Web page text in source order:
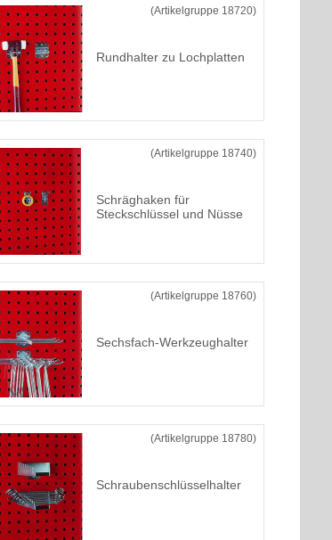
(Artikelgruppe 18720)
Rundhalter zu Lochplatten
(Artikelgruppe 18740)
Schräghaken für
Steckschlüssel und Nüsse
(Artikelgruppe 18760)
Sechsfach-Werkzeughalter
(Artikelgruppe 18780)
Schraubenschlüsselhalter